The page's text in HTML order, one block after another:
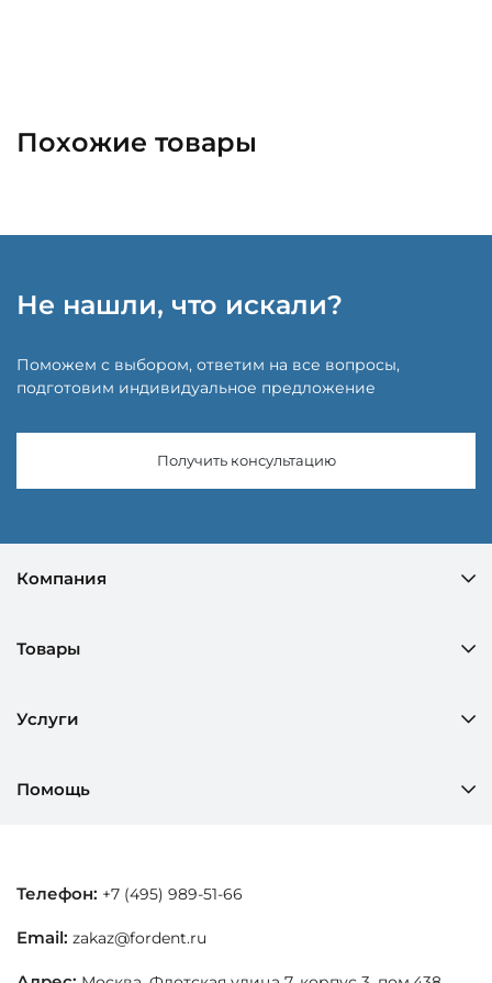
Похожие товары
Не нашли, что искали?
Поможем с выбором, ответим на все вопросы,
подготовим индивидуальное предложение
Получить консультацию
Компания
Товары
Услуги
Помощь
Телефон: +7 (495) 989-51-66
Email: zakaz@fordent.ru